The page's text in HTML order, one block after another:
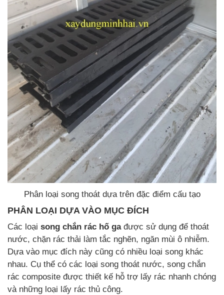
Phân loại song thoát dựa trên đặc điểm cấu tạo
PHÂN LOẠI DỰA VÀO MỤC ĐÍCH
Các loại song chắn rác hố gađược sử dụng để thoát
nước, chặn rác thải làm tắc nghẽn, ngăn mùi ô nhiễm.
Dựa vào mục đích này cũng có nhiều loại song khác
nhau. Cụ thể có các loại song thoát nước, song chắn
rác composite được thiết kế hỗ trợ lấy rác nhanh chóng
và những loại lấy rác thủ công.